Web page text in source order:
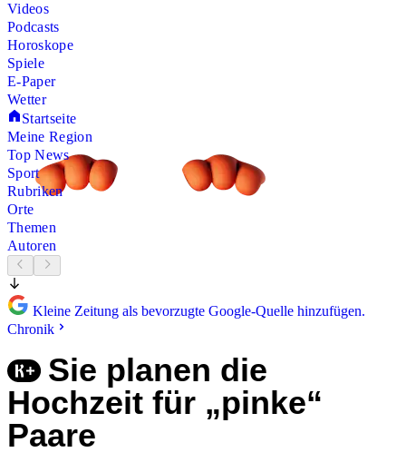
Videos
Podcasts
Horoskope
Spiele
E-Paper
Wetter
Startseite
Meine Region
Top News
Sport
Rubriken
Orte
Themen
Autoren
Kleine Zeitung als bevorzugte Google-Quelle hinzufügen.
Chronik
Sie planen die
Hochzeit für „pinke“
Paare